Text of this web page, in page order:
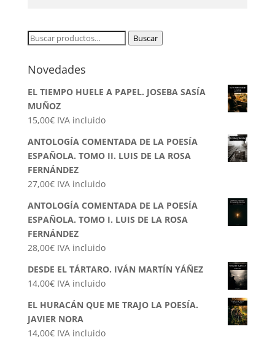
Buscar
Buscar
Novedades
EL TIEMPO HUELE A PAPEL. JOSEBA SASÍA
MUÑOZ
15,00€ IVA incluido
ANTOLOGÍA COMENTADA DE LA POESÍA
ESPAÑOLA. TOMO II. LUIS DE LA ROSA
FERNÁNDEZ
27,00€ IVA incluido
ANTOLOGÍA COMENTADA DE LA POESÍA
ESPAÑOLA. TOMO I. LUIS DE LA ROSA
FERNÁNDEZ
28,00€ IVA incluido
DESDE EL TÁRTARO. IVÁN MARTÍN YÁÑEZ
14,00€ IVA incluido
EL HURACÁN QUE ME TRAJO LA POESÍA.
JAVIER NORA
14,00€ IVA incluido